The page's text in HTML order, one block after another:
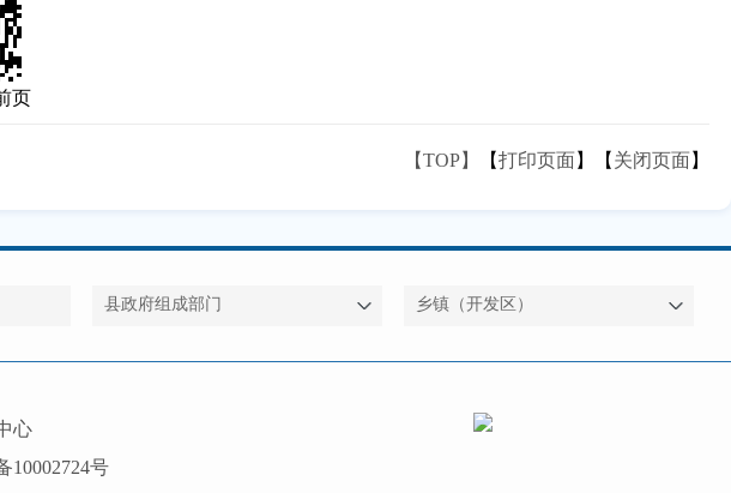
页
【TOP】 【打印页面】【 关闭页面】
县政府组成部门 乡镇（开发区）
心
10002724号